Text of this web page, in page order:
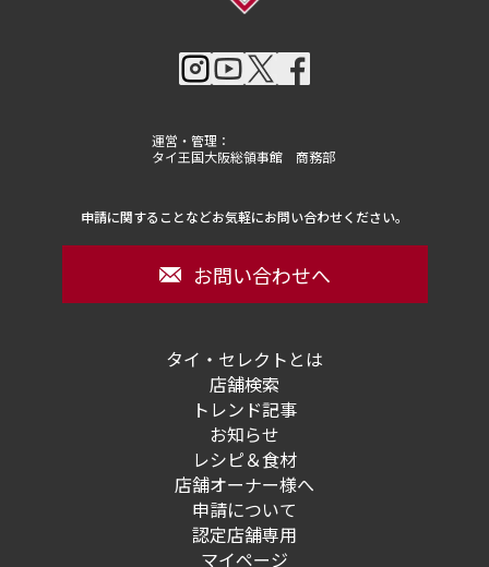
運営・管理：
タイ王国大阪総領事館 商務部
申請に関することなどお気軽にお問い合わせください。
お問い合わせへ
タイ・セレクトとは
店舗検索
トレンド記事
お知らせ
レシピ＆食材
店舗オーナー様へ
申請について
認定店舗専用
マイページ